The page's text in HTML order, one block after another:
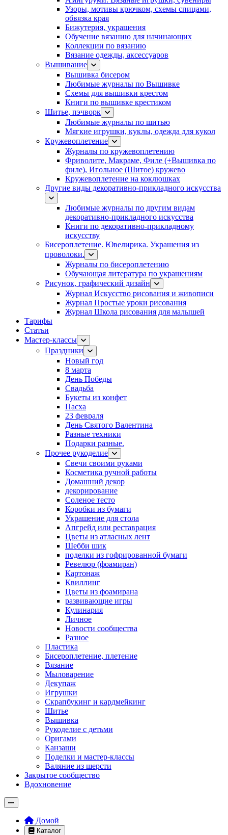
Узоры, мотивы крючком, схемы спицами,
обвязка края
Бижутерия, украшения
Обучение вязанию для начинающих
Коллекции по вязанию
Вязание одежды, аксессуаров
Вышивание
Вышивка бисером
Любимые журналы по Вышивке
Схемы для вышивки крестом
Книги по вышивке крестиком
Шитье, пэчворк
Любимые журналы по шитью
Мягкие игрушки, куклы, одежда для кукол
Кружевоплетение
Журналы по кружевоплетению
Фриволите, Макраме, Филе (+Вышивка по
филе), Игольное (Шитое) кружево
Кружевоплетение на коклюшках
Другие виды декоративно-прикладного искусства
Любимые журналы по другим видам
декоративно-прикладного искусства
Книги по декоративно-прикладному
искусству
Бисероплетение. Ювелирика. Украшения из
проволоки.
Журналы по бисероплетению
Обучающая литература по украшениям
Рисунок, графический дизайн
Журнал Искусство рисования и живописи
Журнал Простые уроки рисования
Журнал Школа рисования для малышей
Тарифы
Статьи
Мастер-классы
Праздники
Новый год
8 марта
День Победы
Свадьба
Букеты из конфет
Пасха
23 февраля
День Святого Валентина
Разные техники
Подарки разные.
Прочее рукоделие
Свечи своими руками
Косметика ручной работы
Домашний декор
декорирование
Соленое тесто
Коробки из бумаги
Украшение для стола
Апгрейд или реставрация
Цветы из атласных лент
Шебби шик
поделки из гофрированной бумаги
Ревелюр (фоамиран)
Картонаж
Квиллинг
Цветы из фоамирана
развивающие игры
Кулинария
Личное
Новости сообщества
Разное
Пластика
Бисероплетение, плетение
Вязание
Мыловарение
Декупаж
Игрушки
Скрапбукинг и кардмейкинг
Шитье
Вышивка
Рукоделие с детьми
Оригами
Канзаши
Поделки и мастер-классы
Валяние из шерсти
Закрытое сообщество
Вдохновение
Домой
Каталог